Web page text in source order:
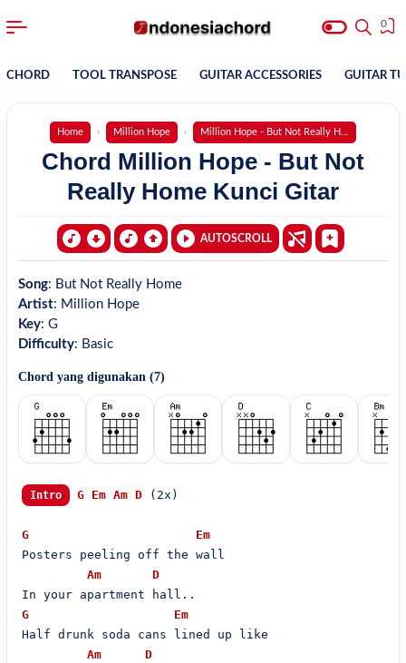
0
CHORD TOOL TRANSPOSE GUITAR ACCESSORIES GUITAR
Home Million Hope Million Hope - But Not Really Home
Chord Million Hope - But Not
Really Home Kunci Gitar
AUTOSCROLL
Song: But Not Really Home
Artist: Million Hope
Key: G
Difficulty: Basic
Chord yang digunakan (7)
Intro G Em Am D (2x)
G
Em
Posters peeling off the wall
Am
D
G
Em
Half drunk soda cans lined up like
Am
D